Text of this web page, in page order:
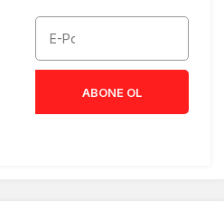
ABONE OL